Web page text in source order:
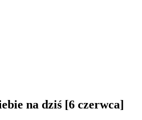
na dziś [6 czerwca]